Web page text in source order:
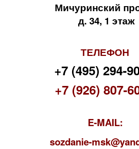
Мичуринский
д. 34, 1 этаж
ТЕЛЕФОН
+7 (495) 294-
+7 (926) 807-
E-MAIL:
sozdanie-